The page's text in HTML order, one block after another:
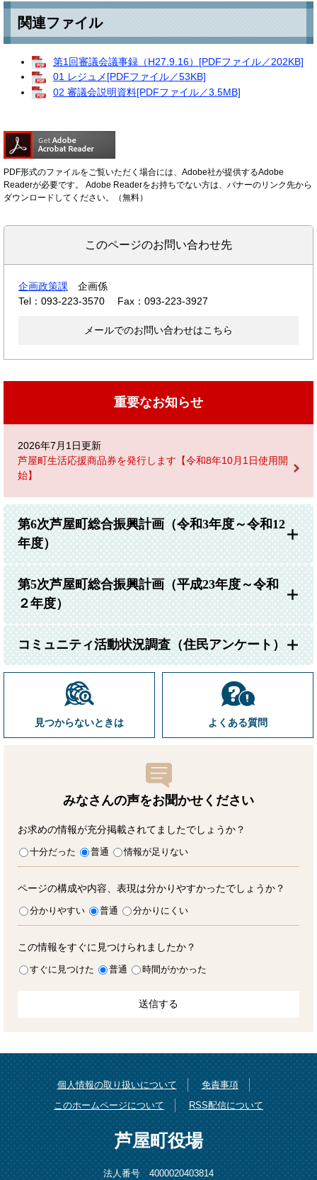
関連ファイル
第1回審議会議事録（H27.9.16）[PDFファイル／202KB]
01 レジュメ[PDFファイル／53KB]
02 審議会説明資料[PDFファイル／3.5MB]
PDF形式のファイルをご覧いただく場合には、Adobe社が提供するAdobe
Readerが必要です。
Adobe Readerをお持ちでない方は、バナーのリンク先から
ダウンロードしてください。（無料）
このページのお問い合わせ先
企画政策課
企画係
Tel：093-223-3570
Fax：093-223-3927
メールでのお問い合わせはこちら
重要なお知らせ
2026年7月1日更新
芦屋町生活応援商品券を発行します【令和8年10月1日使用開
始】
第6次芦屋町総合振興計画（令和3年度～令和12
年度）
第5次芦屋町総合振興計画（平成23年度～令和
２年度）
コミュニティ活動状況調査（住民アンケート）
見つからないときは よくある質問
みなさんの声をお聞かせ ください
お求めの情報が充分掲載されてましたでしょうか？
十分だった 普通 情報が足りない
ページの構成や内容、表現は分かりやすかったでしょうか？
分かりやすい 普通 分かりにくい
この情報をすぐに見つけられましたか？
すぐに見つけた 普通 時間がかかった
個人情報の取り扱いについて
免責事項
このホームページについて
RSS配信について
芦屋町役場
法人番号 4000020403814